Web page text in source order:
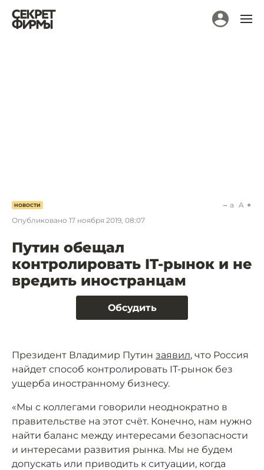
НОВОСТИ
Опубликовано 17 ноября 2019, 08:07
a A
Путин обещал
контролировать IT-рынок и не
вредить иностранцам
Обсудить
Президент Владимир Путин заявил, что Россия
найдет способ контролировать IT-рынок без
ущерба иностранному бизнесу.
«Мы с коллегами говорили неоднократно в
правительстве на этот счёт. Конечно, нам нужно
найти баланс между интересами безопасности
и интересами развития рынка. Мы не будем
допускать или приводить к ситуации, когда